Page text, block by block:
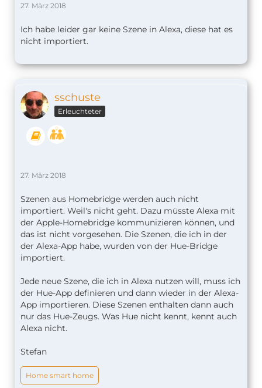
27. März 2018
Ich habe leider gar keine Szene in Alexa, diese hat es
nicht importiert.
sschuste
Erleuchteter
27. März 2018
Szenen aus Homebridge werden auch nicht
importiert. Weil's nicht geht. Dazu müsste Alexa mit
der Apple-Homebridge kommunizieren können, und
das ist nicht vorgesehen. Die Szenen, die ich in der
der Alexa-App habe, wurden von der Hue-Bridge
importiert.
Jede neue Szene, die ich in Alexa nutzen will, muss ich
der Hue-App definieren und dann wieder in der Alexa-
App importieren. Diese Szenen enthalten dann auch
nur das Hue-Zeugs. Was Hue nicht kennt, kennt auch
Alexa nicht.
Stefan
Home smart home